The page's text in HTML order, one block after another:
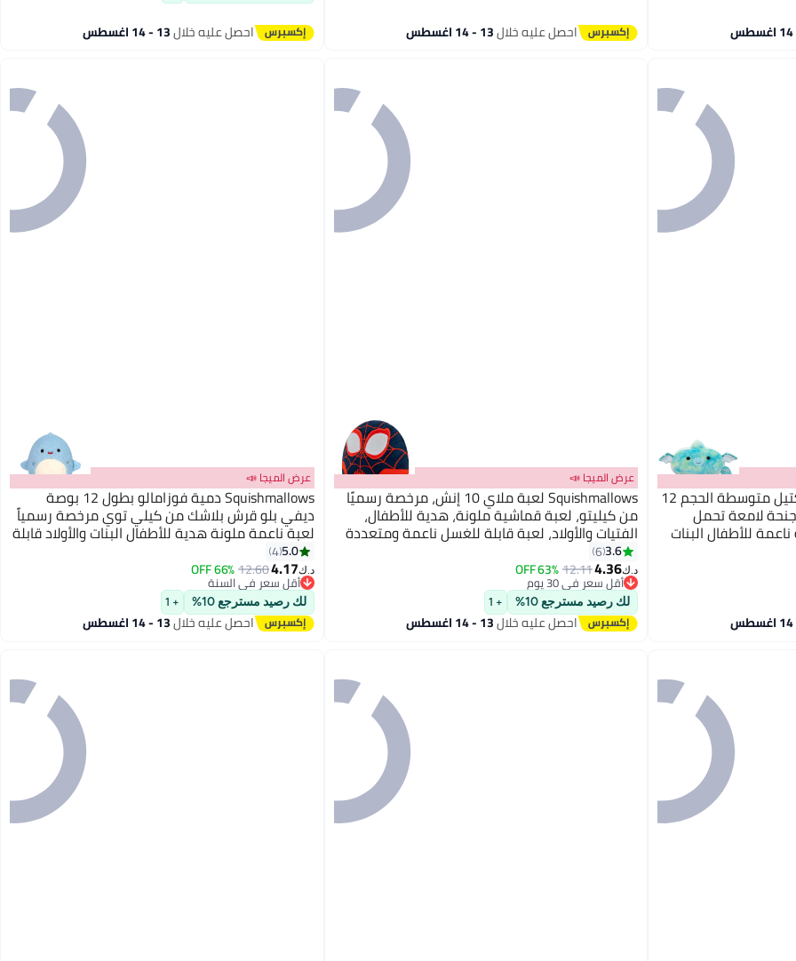
احصل عليه خلال13 - 14 اغسطس احصل عليه خلال13 - 14 اغسطس
Squishmallows دميّة بتروداكتيل متوسطة الحجم 12
لامعة تحمل
للأطفال البنات
عرض الميجا 📣
Squishmallows لعبة ملاي 10 إنش، مرخصة رسميًا
من كيليتو، لعبة قماشية ملونة، هدية للأطفال،
الفتيات والأولاد، لعبة قابلة للغسل ناعمة ومتعددة
الألوان لجميع الأعمار
3.6
6
د.ك‏4.36
12.11
63% OFF
أقل سعر في 30 يوم
أقل سعر في 30 يوم
لك رصيد مسترجع 10% + 1
احصل عليه خلال13 - 14 اغسطس
عرض الميجا 📣
Squishmallows دمية فوزامالو بطول 12 بوصة
ديفي بلو قرش بلاشك من كيلي توي مرخصة رسمياً
لعبة ناعمة ملونة هدية للأطفال البنات والأولاد قابلة
للغسل ولينة لعبة متعددة الألوان لجميع الأعمار
5.0
4
د.ك‏4.17
12.60
66% OFF
أقل سعر في السنة
أقل سعر في السنة
لك رصيد مسترجع 10% + 1
احصل عليه خلال13 - 14 اغسطس